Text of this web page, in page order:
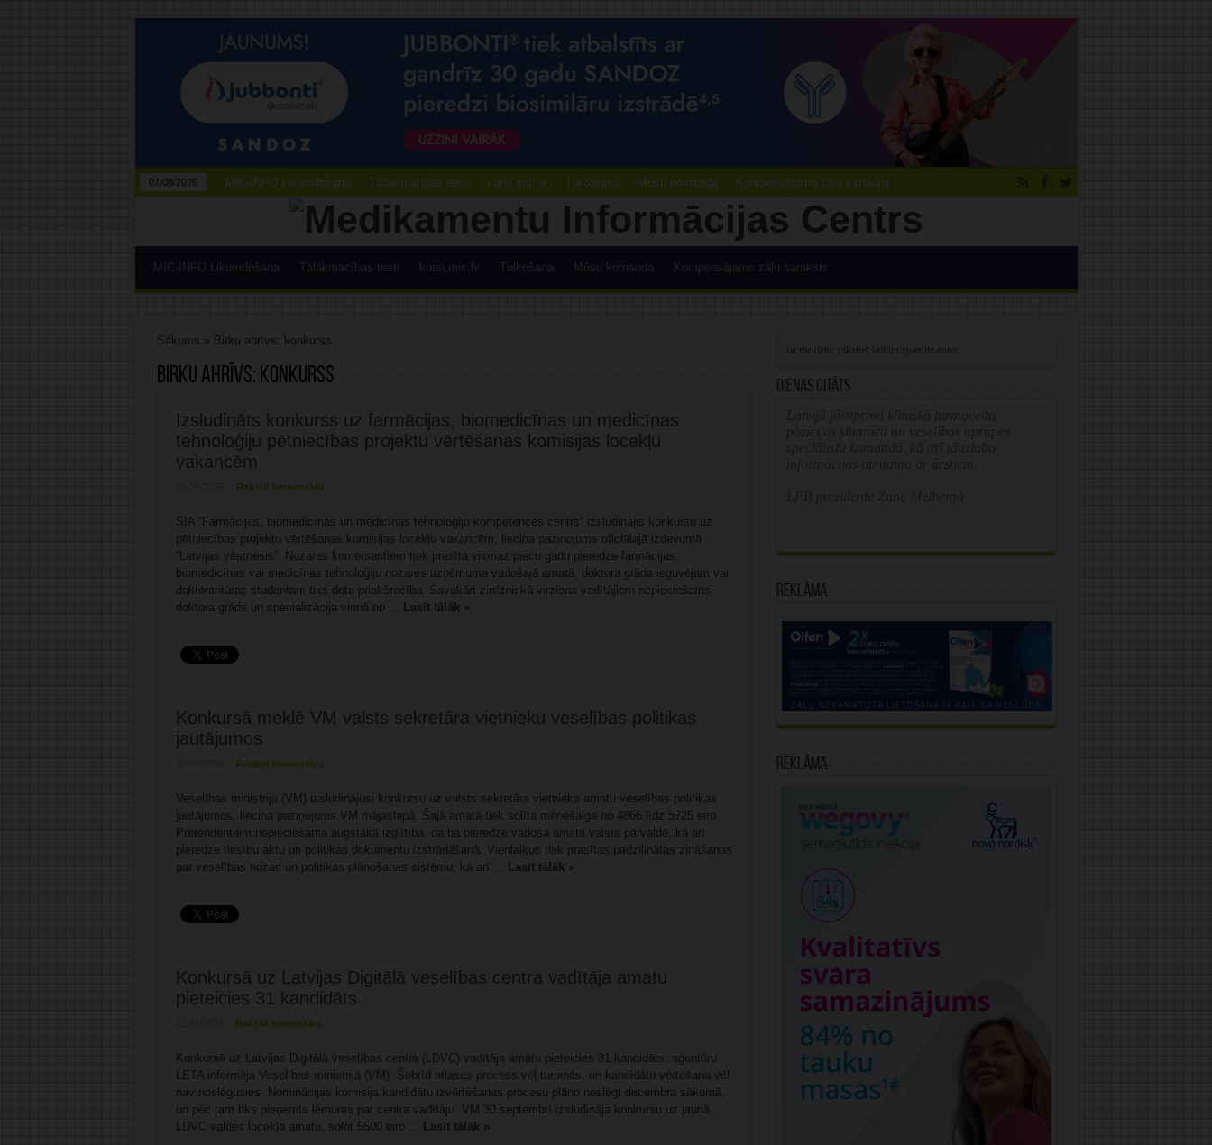
07/08/2026 MIC-INFO Likumdošana Tālākmācības testi kursi.mic.lv Tulkošana Mūsu komanda Kompensējamo zāļu saraksts
MIC-INFO Likumdošana Tālākmācības testi kursi.mic.lv Tulkošana Mūsu komanda Kompensējamo zāļu saraksts
Sākums » Birku ahrīvs: konkurss
Birku ahrīvs: konkurss
Izsludināts konkurss uz farmācijas, biomedicīnas un medicīnas
tehnoloģiju pētniecības projektu vērtēšanas komisijas locekļu
vakancēm
Rakstīt komentāru
SIA “Farmācijas, biomedicīnas un medicīnas tehnoloģiju kompetences centrs” izsludinājis konkursu uz
pētniecības projektu vērtēšanas komisijas locekļu vakancēm, liecina paziņojums oficiālajā izdevumā
“Latvijas vēstnesis”. Nozares komersantiem tiek prasīta vismaz piecu gadu pieredze farmācijas,
biomedicīnas vai medicīnas tehnoloģiju nozares uzņēmuma vadošajā amatā, doktora grāda ieguvējam vai
doktorantūras studentam tiks dota priekšrocība. Savukārt zinātniskā virziena vadītājiem nepieciešams
doktora grāds un specializācija vienā no ... Lasīt tālāk »
Konkursā meklē VM valsts sekretāra vietnieku veselības politikas
jautājumos
Rakstīt komentāru
Veselības ministrija (VM) izsludinājusi konkursu uz valsts sekretāra vietnieka amatu veselības politikas
jautājumos, liecina paziņojums VM mājaslapā. Šajā amatā tiek solīta mēnešalga no 4866 līdz 5725 eiro.
Pretendentiem nepieciešama augstākā izglītība, darba pieredze vadošā amatā valsts pārvaldē, kā arī
pieredze tiesību aktu un politikas dokumentu izstrādāšanā. Vienlaikus tiek prasītas padziļinātas zināšanas
par veselības nozari un politikas plānošanas sistēmu, kā arī ... Lasīt tālāk »
Konkursā uz Latvijas Digitālā veselības centra vadītāja amatu
pieteicies 31 kandidāts
Rakstīt komentāru
Konkursā uz Latvijas Digitālā veselības centra (LDVC) vadītāja amatu pieteicies 31 kandidāts, aģentūru
LETA informēja Veselības ministrijā (VM). Šobrīd atlases process vēl turpinās, un kandidātu vērtēšana vēl
nav noslēgusies. Nominācijas komisija kandidātu izvērtēšanas procesu plāno noslēgt decembra sākumā,
un pēc tam tiks pieņemts lēmums par centra vadītāju. VM 30.septembrī izsludināja konkursu uz jaunā
LDVC valdes locekļa amatu, solot 5500 eiro ... Lasīt tālāk »
Dienas citāts
Reklāma
Reklāma